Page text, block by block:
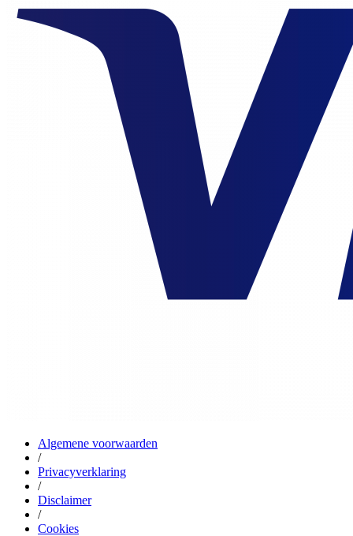
Algemene voorwaarden
/
Privacyverklaring
/
Disclaimer
/
Cookies